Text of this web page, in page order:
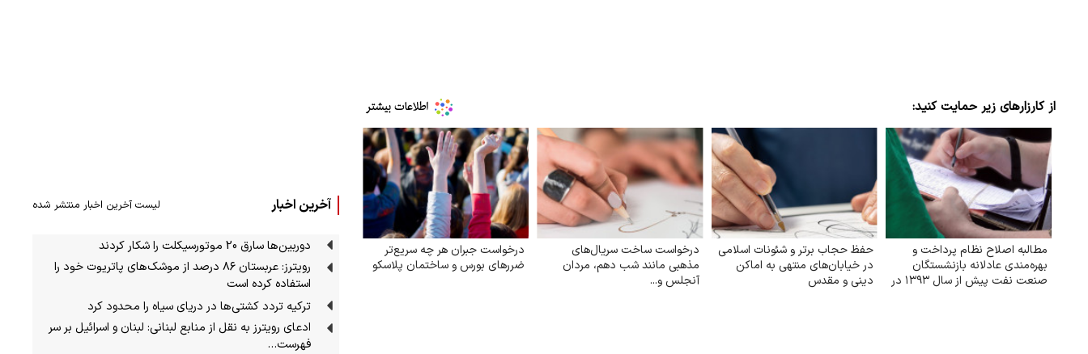
از کارزارهای زیر حمایت کنید:
مطالبه اصلاح نظام پرداخت و
بهره‌مندی عادلانه بازنشستگان
صنعت نفت پیش از سال ۱۳۹۳ در
حفظ حجاب برتر و شئونات اسلامی
در خیابان‌های منتهی به اماکن
دینی و مقدس
درخواست ساخت سریال‌های
مذهبی مانند شب دهم، مردان
آنجلس و...
درخواست جبران هر چه سریع‌تر
ضررهای بورس و ساختمان پلاسکو
آخرین اخبار لیست آخرین اخبار منتشر شده
دوربین‌ها سارق 20 موتورسیکلت را شکار کردند
رویترز: عربستان ۸۶ درصد از موشک‌های پاتریوت خود را
استفاده کرده است
ترکیه تردد کشتی‌ها در دریای سیاه را محدود کرد
ادعای رویترز به نقل از منابع لبنانی: لبنان و اسرائیل بر سر
فهرست…